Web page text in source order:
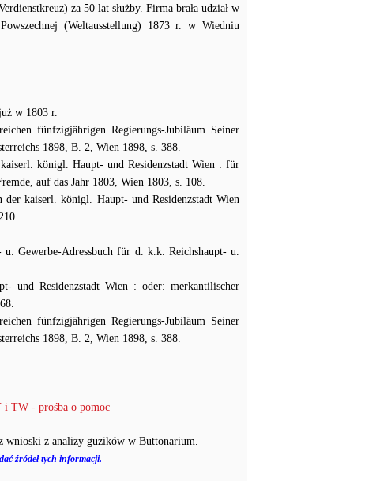
za 50 lat służby. Firma brała udział w
(Weltausstellung) 1873 r. w Wiedniu
w 1803 r.
fünfzigjährigen Regierungs-Jubiläum Seiner
1898, B. 2, Wien 1898, s. 388.
königl. Haupt- und Residenzstadt Wien : für
auf das Jahr 1803, Wien 1803, s. 108.
kaiserl. königl. Haupt- und Residenzstadt Wien
Gewerbe-Adressbuch für d. k.k. Reichshaupt- u.
und Residenzstadt Wien : oder: merkantilischer
fünfzigjährigen Regierungs-Jubiläum Seiner
1898, B. 2, Wien 1898, s. 388.
i TW - prośba o pomoc
wnioski z analizy guzików w Buttonarium.
źródeł tych informacji.